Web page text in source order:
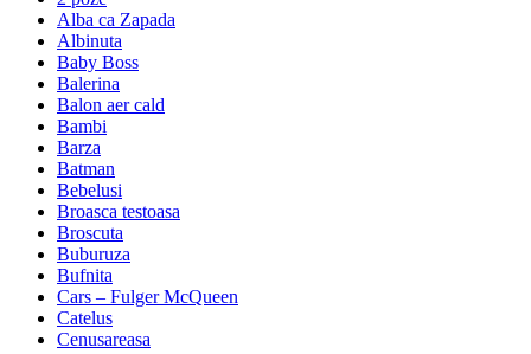
Alba ca Zapada
Albinuta
Baby Boss
Balerina
Balon aer cald
Bambi
Barza
Batman
Bebelusi
Broasca testoasa
Broscuta
Buburuza
Bufnita
Cars – Fulger McQueen
Catelus
Cenusareasa